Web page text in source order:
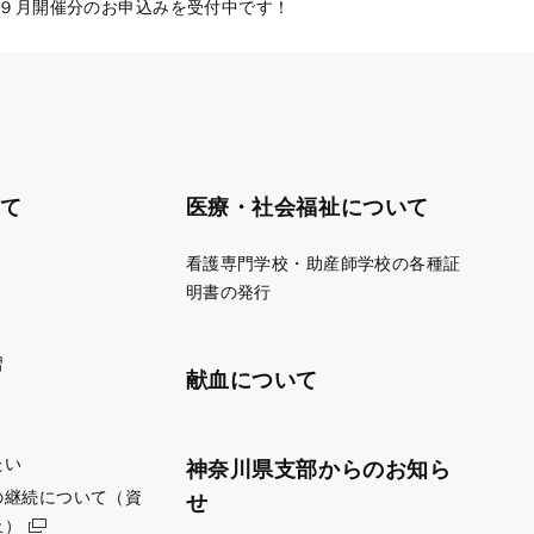
月開催分のお申込みを受付中です！
い
続について（資
医療・社会福祉について
看護専門学校・助産師学校の各種証
明書の発行
献血について
神奈川県支部からのお知ら
せ